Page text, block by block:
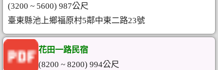
(3200 ~ 5600) 987公尺
臺東縣池上鄉福原村5鄰中東二路23號
花田一路民宿
(8200 ~ 8200) 994公尺